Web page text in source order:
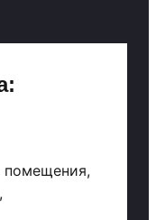
помещения,